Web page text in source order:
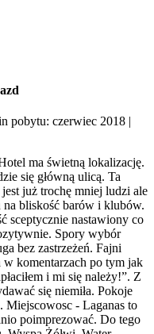
pobytu: czerwiec 2018 |
ma świetną lokalizację.
się główną ulicą. Ta
już trochę mniej ludzi ale
na bliskość barów i klubów.
sceptycznie nastawiony co
Spory wybór
bez zastrzeżeń. Fajni
w komentarzach po tym jak
i mi się należy!”. Z
się niemiła. Pokoje
Miejscowosc - Laganas to
poimprezować. Do tego